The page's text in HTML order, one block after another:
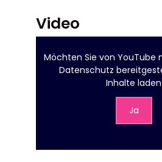
Video
Möchten Sie vonYouTube
Datenschutz
Inhalte
Ja